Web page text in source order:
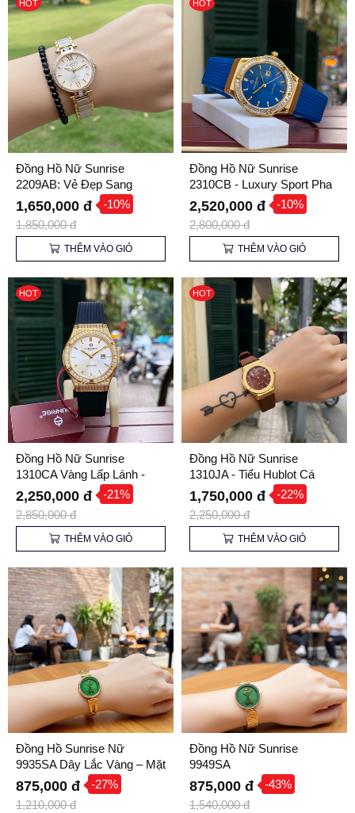
HOT
Đồng Hồ Nữ Sunrise
2209AB: Vẻ Đẹp Sang
Trọng, Tỏa Sáng Mọi Góc
Nhìn
1,650,000 đ -10%
1,850,000 đ
THÊM VÀO GIỎ
HOT
Đồng Hồ Nữ Sunrise
2310CB - Luxury Sport Pha
Lê Lấp Lánh
2,520,000 đ -10%
2,800,000 đ
THÊM VÀO GIỎ
HOT
Đồng Hồ Nữ Sunrise
1310CA Vàng Lấp Lánh -
Kính Sapphire, Dây Cao Su,
Dễ Phối Đồ
2,250,000 đ -21%
2,850,000 đ
THÊM VÀO GIỎ
HOT
Đồng Hồ Nữ Sunrise
1310JA - Tiểu Hublot Cá
Tính
1,750,000 đ -22%
2,250,000 đ
THÊM VÀO GIỎ
Đồng Hồ Sunrise Nữ
9935SA Dây Lắc Vàng – Mặt
Xanh Emerald Quý Phái,
Kính Sapphire
875,000 đ -27%
1,210,000 đ
Đồng Hồ Nữ Sunrise
9949SA
875,000 đ -43%
1,540,000 đ